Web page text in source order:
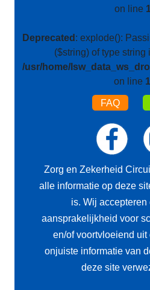
on line
Deprecated : explode():
($string) of type string
/usr/home/
on line
FAQ
Zorg en Zekerheid
alle informatie op deze
is. Wij accepteren
aansprakelijkheid voor
en/of voortvloeiend
onjuiste informatie van
deze site